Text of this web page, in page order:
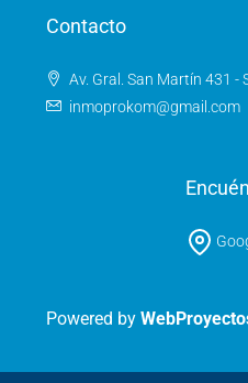
Contacto
Av. Gral. San Martín 431 -
inmoprokom@gmail.com
Powered by